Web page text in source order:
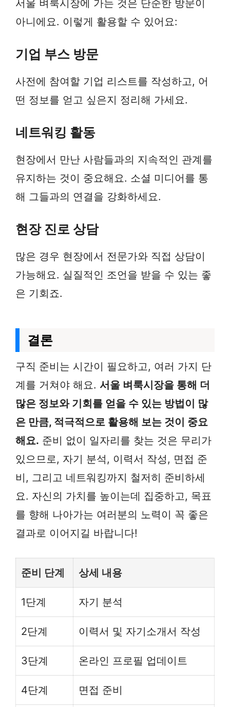
서울 벼룩시장에 가는 것은 단순한 방문이
아니에요. 이렇게 활용할 수 있어요:
기업 부스 방문
사전에 참여할 기업 리스트를 작성하고, 어
떤 정보를 얻고 싶은지 정리해 가세요.
네트워킹 활동
현장에서 만난 사람들과의 지속적인 관계를
유지하는 것이 중요해요. 소셜 미디어를 통
해 그들과의 연결을 강화하세요.
현장 진로 상담
많은 경우 현장에서 전문가와 직접 상담이
가능해요. 실질적인 조언을 받을 수 있는 좋
은 기회죠.
결론
구직 준비는 시간이 필요하고, 여러 가지 단
계를 거쳐야 해요. 서울 벼룩시장을 통해 더
많은 정보와 기회를 얻을 수 있는 방법이 많
은 만큼, 적극적으로 활용해 보는 것이 중요
해요. 준비 없이 일자리를 찾는 것은 무리가
있으므로, 자기 분석, 이력서 작성, 면접 준
비, 그리고 네트워킹까지 철저히 준비하세
요. 자신의 가치를 높이는데 집중하고, 목표
를 향해 나아가는 여러분의 노력이 꼭 좋은
결과로 이어지길 바랍니다!
준비 단계 상세 내용
1단계 자기 분석
2단계 이력서 및 자기소개서 작성
3단계 온라인 프로필 업데이트
4단계 면접 준비